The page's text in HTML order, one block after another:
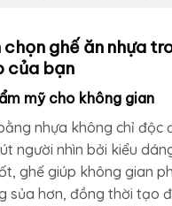
chọn ghế ăn nhựa
của bạn
mỹ cho không gian
nhựa không chỉ độc
người nhìn bởi kiểu
ghế giúp không gian
sủa hơn, đồng thời tạo